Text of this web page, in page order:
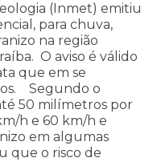
(Inmet) emitiu
para chuva,
na região
O aviso é válido
que em se
⠀Segundo o
50 milímetros por
h e 60 km/h e
em algumas
que o risco de